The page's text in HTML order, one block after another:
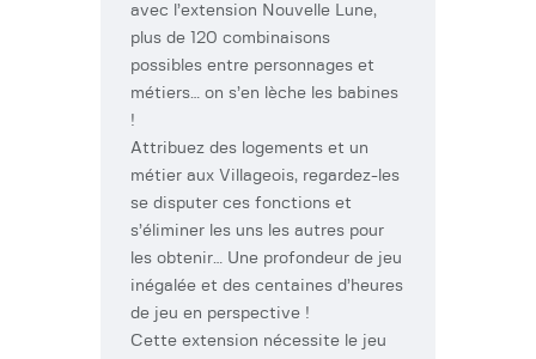
avec l’extension Nouvelle Lune,
plus de 120 combinaisons
possibles entre personnages et
métiers… on s’en lèche les babines
!
Attribuez des logements et un
métier aux Villageois, regardez-les
se disputer ces fonctions et
s’éliminer les uns les autres pour
les obtenir… Une profondeur de jeu
inégalée et des centaines d’heures
de jeu en perspective !
Cette extension nécessite le jeu